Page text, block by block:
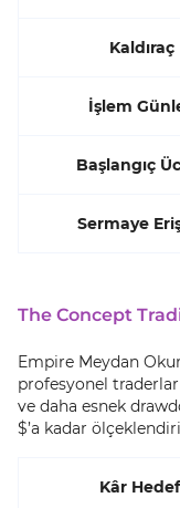
Kaldıraç
İşlem
Başlangıç
Sermaye
The Concept
Empire Meydan
profesyonel
ve daha esnek
$’a kadar
Kâr